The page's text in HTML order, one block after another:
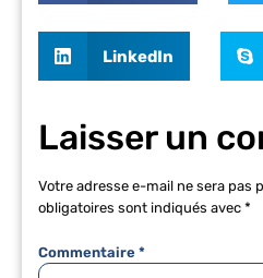
LinkedIn
Laisser un
Votre adresse e-mail ne sera pas
obligatoires sont indiqués avec *
Commentaire *